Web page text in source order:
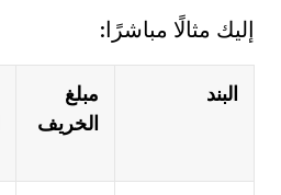
إليك مثالًا مباشرًا:
البند
مبلغ
الخريف